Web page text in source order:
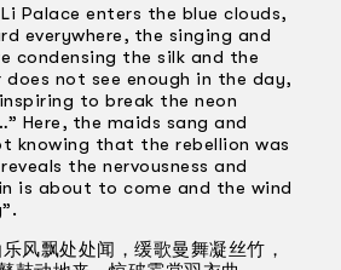
Li Palace enters the blue clouds,
everywhere, the singing and
condensing the silk and the
not see enough in the day,
to break the neon
Here, the maids sang and
knowing that the rebellion was
the nervousness and
is about to come and the wind
乐风飘处处闻，缓歌曼舞凝丝竹，